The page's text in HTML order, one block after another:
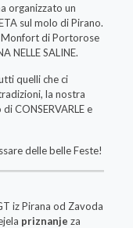
organizzato un
sul molo di Pirano.
Monfort di Portorose
NELLE SALINE.
quelli che ci
la nostra
CONSERVARLE e
delle belle Feste!
iz Pirana od Zavoda
priznanje za